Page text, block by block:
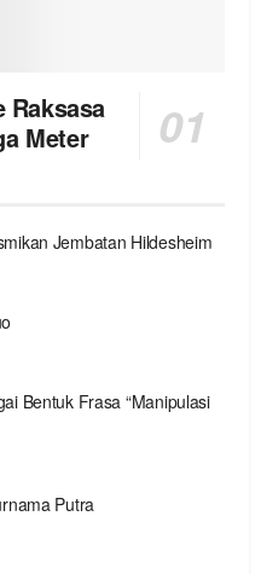
Raksasa
Meter
Jembatan Hildesheim
Bentuk Frasa “Manipulasi
Putra